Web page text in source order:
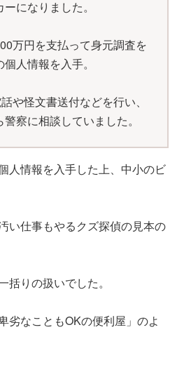
になりました。
万円を支払って身元調査を
人情報を入手。
や怪文書送付などを行い、
察に相談していました。
人情報を入手した上、中小のビ
い仕事もやるクズ探偵の見本の
括りの扱いでした。
劣なこともOKの便利屋」のよ